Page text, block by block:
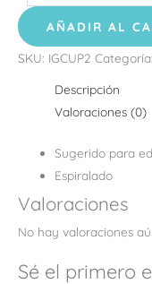
AÑADIR AL
SKU: IGCUP2 Categoría:
Descripción
Valoraciones (0)
Sugerido para
Espiralado
Valoraciones
No hay valoraciones
Sé el primero